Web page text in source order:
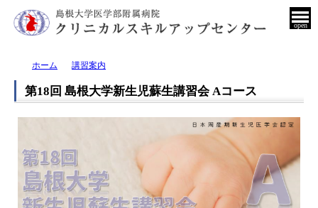
open
ホーム 講習案内
第18回 島根大学新生児蘇生講習会 Aコース